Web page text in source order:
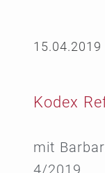
15.04.2019
Kodex
mit